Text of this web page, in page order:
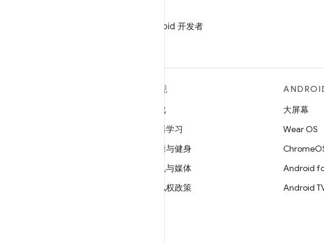
在微信中关注 Android 开发者
发现
游戏
机器学习
健康与健身
相机与媒体
隐私权政策
大屏幕
Wear OS
Android
Android